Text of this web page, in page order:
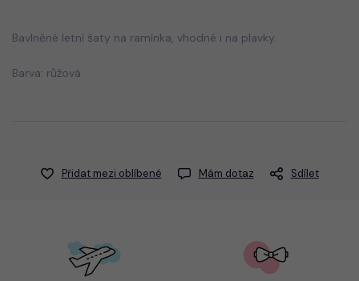
Bavlněné letní šaty na ramínka, vhodné i na plavky.
Barva: růžová
Přidat mezi oblíbené Mám dotaz Sdílet